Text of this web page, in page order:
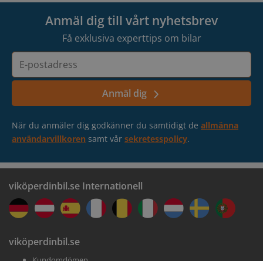
Anmäl dig till vårt nyhetsbrev
Få exklusiva experttips om bilar
Anmäl dig
När du anmäler dig godkänner du samtidigt de allmänna
användarvillkoren samt vår sekretesspolicy.
viköperdinbil.se Internationell
viköperdinbil.se